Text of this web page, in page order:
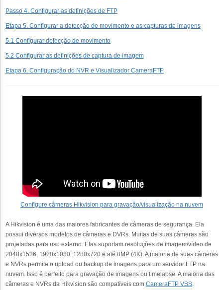
Passo 4. Configurar as definições de FTP
Etapa 5. Configurar a detecção de movimento e as capturas de imagens
5.1 Configurar detecção de movimento
5.2 Configurar as definições de captura de imagem
Etapa 6. Configuração do NVR e Visualizador CameraFTP
Configure câmeras Hikvision para gravação/visualização na nuvem
A Hikvision é uma das maiores fabricantes de câmeras de segurança. Ela
possui diversos modelos de câmeras e DVRs. Muitas de suas câmeras são
projetadas para uso externo. Elas suportam resoluções de imagem/vídeo de
2048x1536, 1920x1080, 1280x720 e até 8MP (4K). A maioria de suas câmeras
e NVRs permite o upload ou backup de imagens para um servidor FTP na
nuvem. Isso é perfeito para gravação de imagens ou timelapse. A maioria das
câmeras e NVRs da Hikvision são compatíveis com CameraFTP VSS.